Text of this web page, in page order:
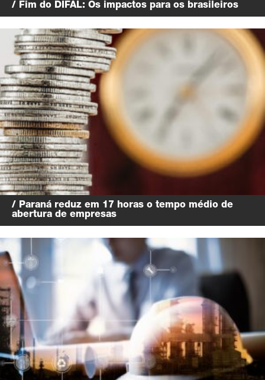
/ Fim do DIFAL: Os impactos para os brasileiros
/ Paraná reduz em 17 horas o tempo médio de
abertura de empresas